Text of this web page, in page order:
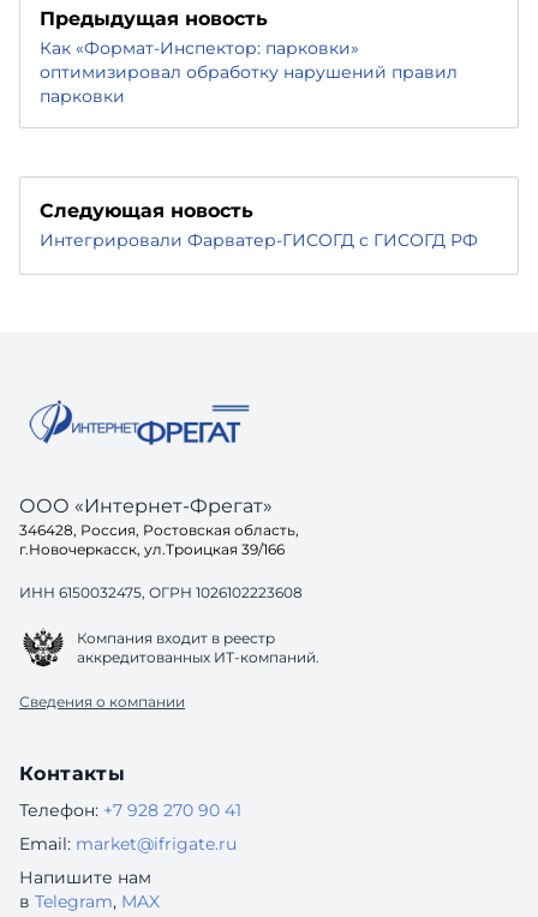
Предыдущая новость
Как «Формат-Инспектор: парковки»
оптимизировал обработку нарушений правил
парковки
Следующая новость
Интегрировали Фарватер-ГИСОГД с ГИСОГД РФ
ООО «Интернет-Фрегат»
346428, Россия, Ростовская область,
г.Новочеркасск, ул.Троицкая 39/166
ИНН 6150032475, ОГРН 1026102223608
Компания входит в реестр
аккредитованных ИТ-компаний.
Сведения о компании
Контакты
Телефон: +7 928 270 90 41
Email: market@ifrigate.ru
Напишите нам
в Telegram, MAX